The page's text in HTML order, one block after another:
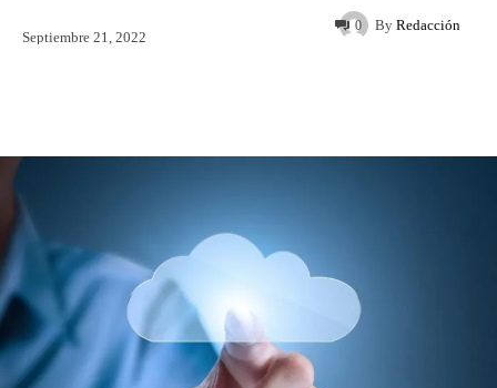
By Redacción
Septiembre 21, 2022
0